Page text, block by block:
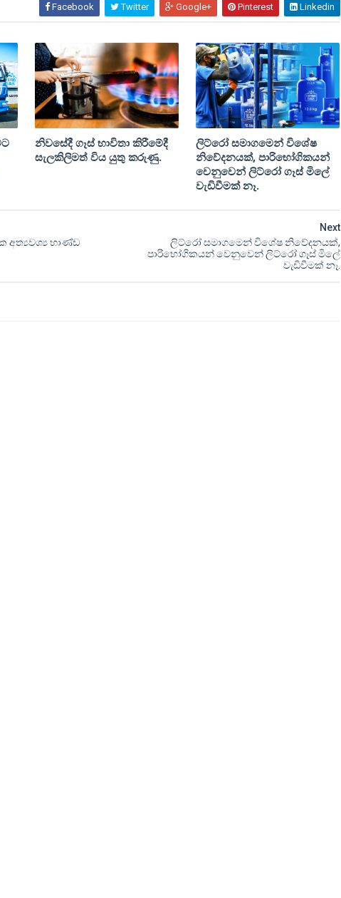
Facebook Twitter Google+ Pinterest Linkedin
නිවසේදී ගෑස් භාවිතා කිරීමේදී
සැලකිලිමත් විය යුතු කරුණු.
ලිට්රෝ සමාගමෙන් විශේෂ
නිවේදනයක්, පාරිභෝගිකයන්
වෙනුවෙන් ලිට්රෝ ගෑස් මිලේ
වැඩිවීමක් නෑ.
Next
ලිට්රෝ සමාගමෙන් විශේෂ නිවේදනයක්,
පාරිභෝගිකයන් වෙනුවෙන් ලිට්රෝ ගෑස් මිලේ
වැඩිවීමක් නෑ.
අත්‍යවශ්‍ය භාණ්ඩ